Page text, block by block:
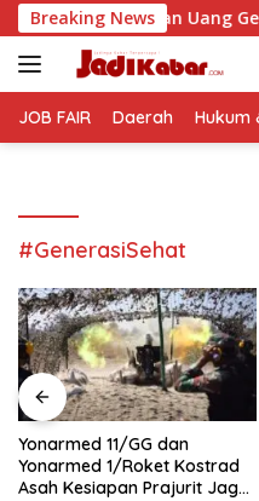
Langsung
ke
konten
Breaking News
Gedung, Anggota
JOB FAIR Daerah Hukum
#GenerasiSehat
Yonarmed 11/GG dan
Yonarmed 1/Roket Kostrad
Asah Kesiapan Prajurit Jaga